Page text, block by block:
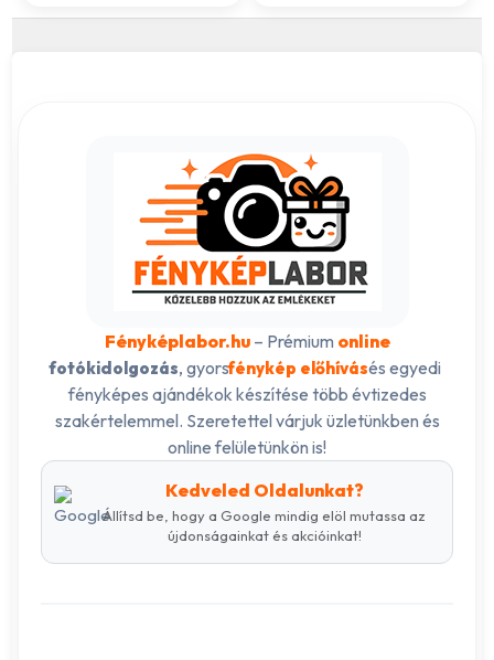
Fényképlabor.hu– Prémium online
fotókidolgozás, gyorsfénykép előhívásés egyedi
fényképes ajándékok készítése több évtizedes
szakértelemmel. Szeretettel várjuk üzletünkben és
online felületünkön is!
Kedveled Oldalunkat?
Állítsd be, hogy a Google mindig elöl mutassa az
újdonságainkat és akcióinkat!